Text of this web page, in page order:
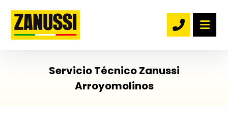
Servicio Técnico Zanussi
Arroyomolinos